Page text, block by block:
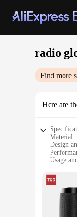
radio
Find more
Here are
Material:
Design
Usage
Shape or
Features:
The